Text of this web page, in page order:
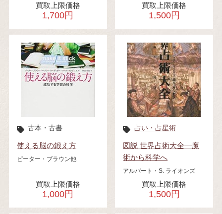
買取上限価格
1,700円
買取上限価格
1,500円
古本・古書
使える脳の鍛え方
ピーター・ブラウン他
買取上限価格
1,000円
占い・占星術
図説 世界占術大全―魔
術から科学へ
アルバート・S. ライオンズ
買取上限価格
1,500円